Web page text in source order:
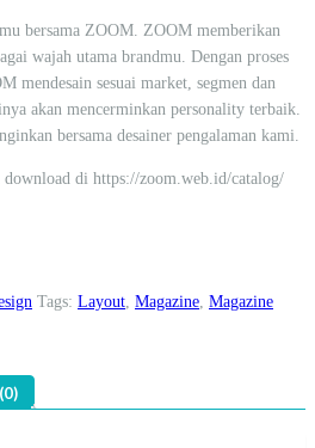
bersama ZOOM. ZOOM memberikan
wajah utama brandmu. Dengan proses
mendesain sesuai market, segmen dan
akan mencerminkan personality terbaik.
bersama desainer pengalaman kami.
di https://zoom.web.id/catalog/
Tags: Layout, Magazine, Magazine